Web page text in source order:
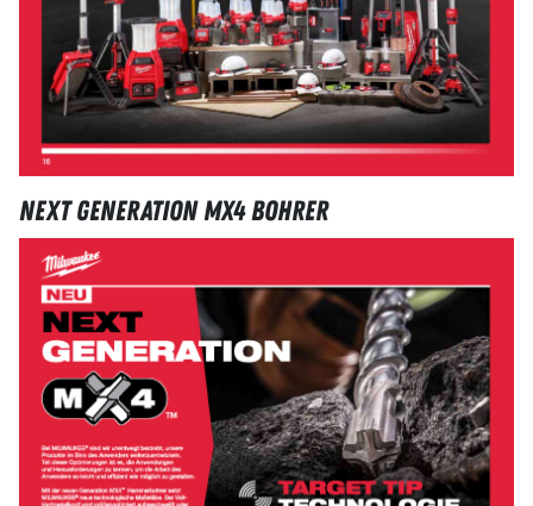
Next Generation MX4 Bohrer